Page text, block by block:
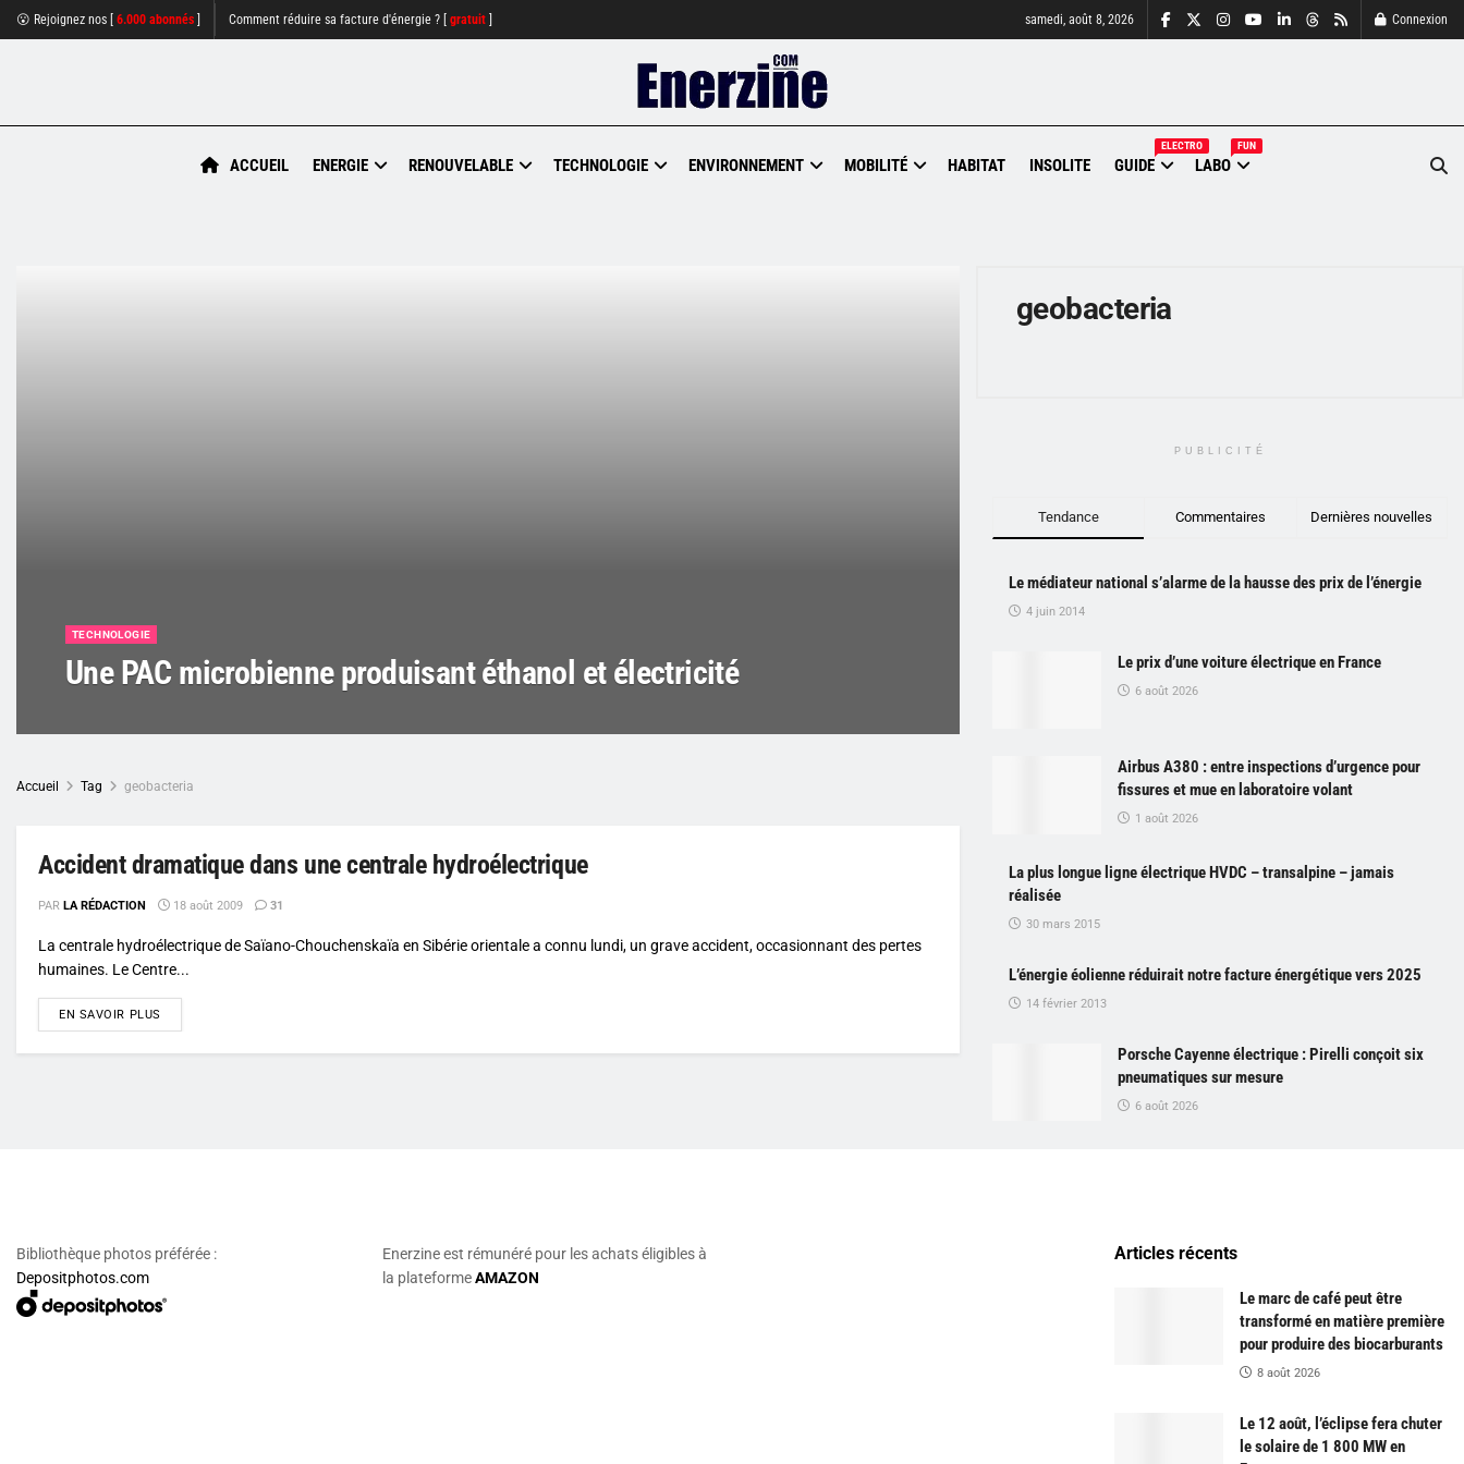
😮 Rejoignez nos [ 6.000 abonnés Comment réduire sa facture d'énergie ? [ gratuit samedi, août 8, 2026 Connexion
ACCUEIL ENERGIE RENOUVELABLE TECHNOLOGIE ENVIRONNEMENT MOBILITÉ HABITAT INSOLITE GUIDE
ELECTRO
LABO
FUN
TECHNOLOGIE
Une PAC microbienne produisant éthanol et électricité
Accueil Tag geobacteria
Accident dramatique dans une centrale hydroélectrique
PAR LA RÉDACTION 18 août 2009 31
La centrale hydroélectrique de Saïano-Chouchenskaïa en Sibérie orientale a connu lundi, un grave accident, occasionnant des pertes
humaines. Le Centre...
EN SAVOIR PLUS
geobacteria
PUBLICITÉ
Tendance Commentaires Dernières nouvelles
Le médiateur national s’alarme de la hausse des prix de l’énergie
4 juin 2014
Le prix d’une voiture électrique en France
6 août 2026
Airbus A380 : entre inspections d’urgence pour
fissures et mue en laboratoire volant
1 août 2026
La plus longue ligne électrique HVDC – transalpine – jamais
réalisée
30 mars 2015
L’énergie éolienne réduirait notre facture énergétique vers 2025
14 février 2013
Porsche Cayenne électrique : Pirelli conçoit six
pneumatiques sur mesure
6 août 2026
Bibliothèque photos préférée :
Depositphotos.com
Enerzine est rémunéré pour les achats éligibles à
la plateformeAMAZON
Articles récents
Le marc de café peut être
transformé en matière première
pour produire des biocarburants
8 août 2026
Le 12 août, l’éclipse fera chuter
le solaire de 1 800 MW en